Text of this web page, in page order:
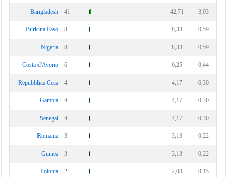
Bangladesh 41 42,71 3,03
Burkina Faso 8 8,33 0,59
Nigeria 8 8,33 0,59
Costa d'Avorio 6 6,25 0,44
Repubblica Ceca 4 4,17 0,30
Gambia 4 4,17 0,30
Senegal 4 4,17 0,30
Romania 3 3,13 0,22
Guinea 3 3,13 0,22
Polonia 2 2,08 0,15